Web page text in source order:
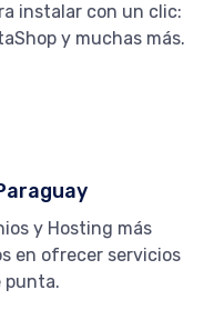
instalar con un clic:
y muchas más.
y Hosting más
en ofrecer servicios
punta.